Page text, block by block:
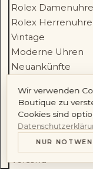
Konto
Rolex
Rolex
Vintage
Moderne Uhren
Neuankünfte
SERVICE
Werkstatt-Service
Uhrenankauf
Versand
Wir verwenden
Boutique zu
Cookies sind
NUR